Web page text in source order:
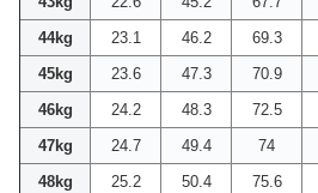
44kg
23.1 46.2 69.3
45kg
23.6 47.3 70.9
46kg
24.2 48.3 72.5
47kg
24.7 49.4 74
48kg
25.2 50.4 75.6